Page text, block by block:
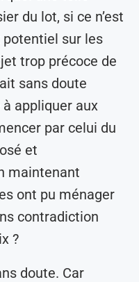
du lot, si ce n’est
potentiel sur les
trop précoce de
sans doute
appliquer aux
par celui du
et
maintenant
ont pu ménager
contradiction
?
doute. Car